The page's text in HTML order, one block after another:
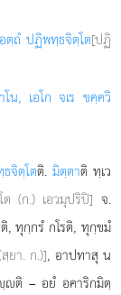
ตฺถํ ปฏิพทฺธจิตฺโต[ปฏิ
โน, เอโก จเร ขคฺควิ
จิตฺโตติ. มิตฺตาติ ทฺเว
(ก.) เอวมุปริปิ] จ.
, ทุกฺกรํ กโรติ, ทุกฺขมํ
ยา. ก.)], อาปทาสุ น
ติ – อยํ อคาริกมิตฺ